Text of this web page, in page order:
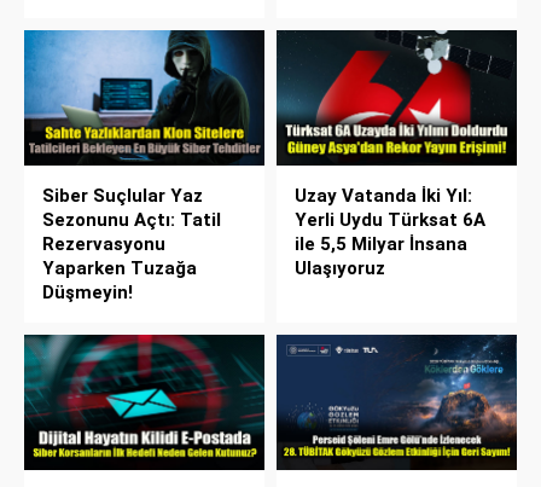
Siber Suçlular Yaz
Sezonunu Açtı: Tatil
Rezervasyonu
Yaparken Tuzağa
Düşmeyin!
Uzay Vatanda İki Yıl:
Yerli Uydu Türksat 6A
ile 5,5 Milyar İnsana
Ulaşıyoruz